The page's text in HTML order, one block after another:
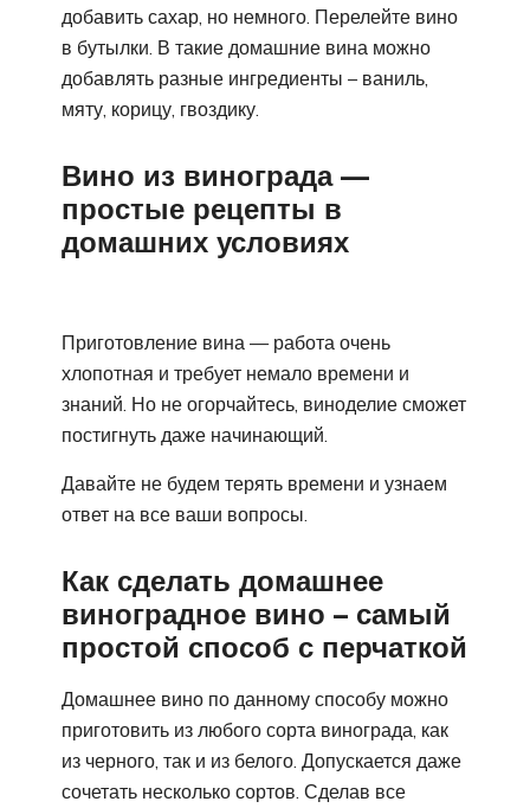
добавить сахар, но немного. Перелейте вино
в бутылки. В такие домашние вина можно
добавлять разные ингредиенты – ваниль,
мяту, корицу, гвоздику.
Вино из винограда —
простые рецепты в
домашних условиях
Приготовление вина — работа очень
хлопотная и требует немало времени и
знаний. Но не огорчайтесь, виноделие сможет
постигнуть даже начинающий.
Давайте не будем терять времени и узнаем
ответ на все ваши вопросы.
Как сделать домашнее
виноградное вино – самый
простой способ с перчаткой
Домашнее вино по данному способу можно
приготовить из любого сорта винограда, как
из черного, так и из белого. Допускается даже
сочетать несколько сортов. Сделав все